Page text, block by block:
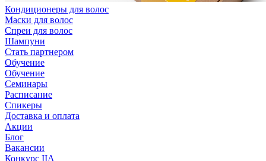
Кондиционеры для волос
Маски для волос
Спреи для волос
Шампуни
Стать партнером
Обучение
Обучение
Семинары
Расписание
Спикеры
Доставка и оплата
Акции
Блог
Вакансии
Конкурс IIA